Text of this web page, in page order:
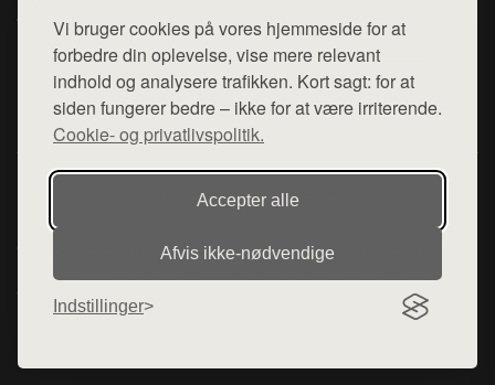
Vi bruger cookies på vores hjemmeside for at
forbedre din oplevelse, vise mere relevant
indhold og analysere trafikken. Kort sagt: for at
siden fungerer bedre – ikke for at være irriterende.
Cookie- og privatlivspolitik.
Accepter alle
Afvis ikke‑nødvendige
Indstillinger
Top Rabatter
Blog
Kontakt
Mail: hej@want.dk
Cookie- og privatlivspolitik
Denne side er en del af want.dk, der udgiver en række
hjemmesider med præsentation af forskellige produkter fra
diverse webshops. Der sælges ikke varer fra denne side - vi
henviser til de shops, som sælger varen. Vi har heller ikke
varerne på lager.